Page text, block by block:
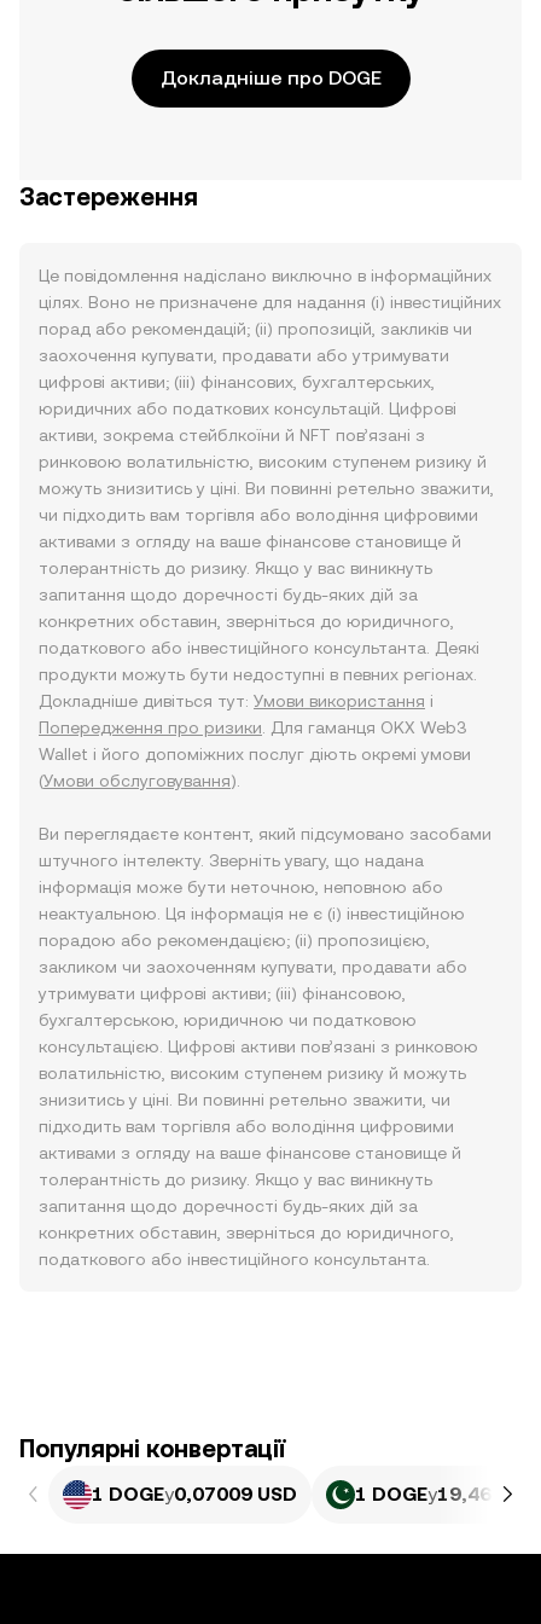
Докладніше про DOGE
Застереження
Це повідомлення надіслано виключно в інформаційних
цілях. Воно не призначене для надання (i) інвестиційних
порад або рекомендацій; (ii) пропозицій, закликів чи
заохочення купувати, продавати або утримувати
цифрові активи; (iii) фінансових, бухгалтерських,
юридичних або податкових консультацій. Цифрові
активи, зокрема стейблкоїни й NFT пов’язані з
ринковою волатильністю, високим ступенем ризику й
можуть знизитись у ціні. Ви повинні ретельно зважити,
чи підходить вам торгівля або володіння цифровими
активами з огляду на ваше фінансове становище й
толерантність до ризику. Якщо у вас виникнуть
запитання щодо доречності будь-яких дій за
конкретних обставин, зверніться до юридичного,
податкового або інвестиційного консультанта. Деякі
продукти можуть бути недоступні в певних регіонах.
Докладніше дивіться тут: Умови використання і
Попередження про ризики . Для гаманця OKX Web3
Wallet і його допоміжних послуг діють окремі умови
(Умови обслуговування).
Ви переглядаєте контент, який підсумовано засобами
штучного інтелекту. Зверніть увагу, що надана
інформація може бути неточною, неповною або
неактуальною. Ця інформація не є (i) інвестиційною
порадою або рекомендацією; (ii) пропозицією,
закликом чи заохоченням купувати, продавати або
утримувати цифрові активи; (iii) фінансовою,
бухгалтерською, юридичною чи податковою
консультацією. Цифрові активи пов’язані з ринковою
волатильністю, високим ступенем ризику й можуть
знизитись у ціні. Ви повинні ретельно зважити, чи
підходить вам торгівля або володіння цифровими
активами з огляду на ваше фінансове становище й
толерантність до ризику. Якщо у вас виникнуть
запитання щодо доречності будь-яких дій за
конкретних обставин, зверніться до юридичного,
податкового або інвестиційного консультанта.
Популярні конвертації
1 DOGEу0,07009 USD 1 DOGEу19,46 PKR